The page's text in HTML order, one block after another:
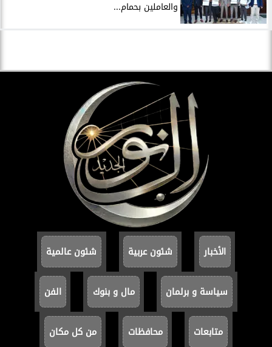
والعاملين بحمام...
الأخبار شئون عربية شئون عالمية
سياسة و برلمان مال و بنوك الفن
متابعات محافظات من كل مكان